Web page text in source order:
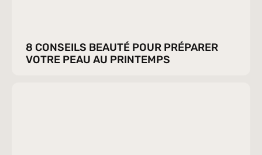
8 CONSEILS BEAUTÉ POUR PRÉPARER
VOTRE PEAU AU PRINTEMPS